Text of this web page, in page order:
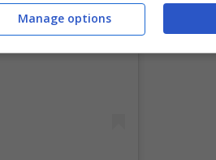
Manage options